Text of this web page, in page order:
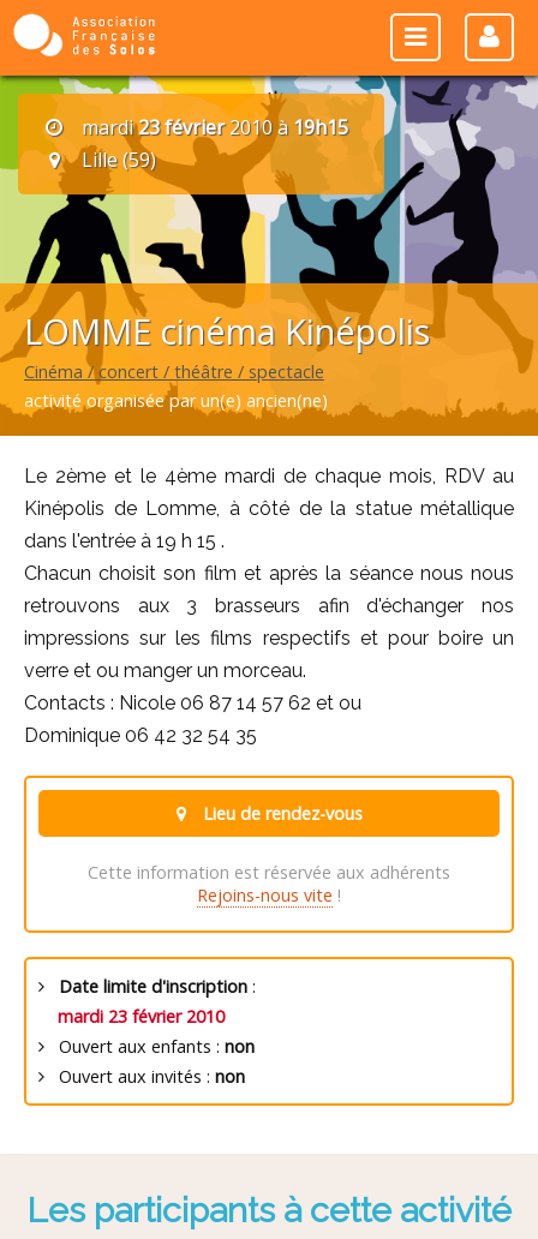
mardi23 février2010 à 19h15
Lille (59)
LOMME cinéma Kinépolis
Cinéma / concert / théâtre / spectacle
activité organisée par un(e) ancien(ne)
Le 2ème et le 4ème mardi de chaque mois, RDV au
Kinépolis de Lomme, à côté de la statue métallique
dans l'entrée à 19 h 15 .
Chacun choisit son film et après la séance nous nous
retrouvons aux 3 brasseurs afin d'échanger nos
impressions sur les films respectifs et pour boire un
verre et ou manger un morceau.
Contacts : Nicole 06 87 14 57 62 et ou
Dominique 06 42 32 54 35
Lieu de rendez-vous
Cette information est réservée aux adhérents
Rejoins-nous vite !
Date limite d'inscription :
mardi 23 février 2010
Ouvert aux enfants : non
Ouvert aux invités : non
Les participants à cette activité